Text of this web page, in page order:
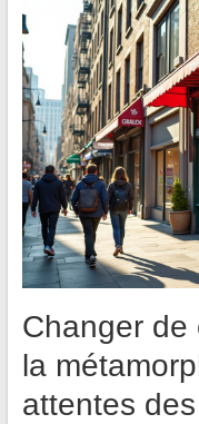
Changer de
la
attentes